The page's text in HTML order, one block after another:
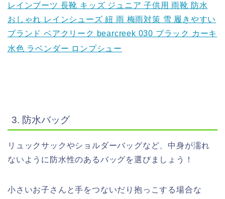
レインブーツ 長靴 キッズ ジュニア 子供用 雨靴 防水
おしゃれ レインシューズ 紐 雨 梅雨対策 雪 履きやすい
ブランド ベアクリーク bearcreek 030 ブラック カーキ
水色 ラベンダー ロンプシュー
3. 防水バッグ
リュックサックやショルダーバッグなど、中身が濡れ
ないように防水性のあるバッグを選びましょう！
小さいお子さんと手をつないだり抱っこする場合な